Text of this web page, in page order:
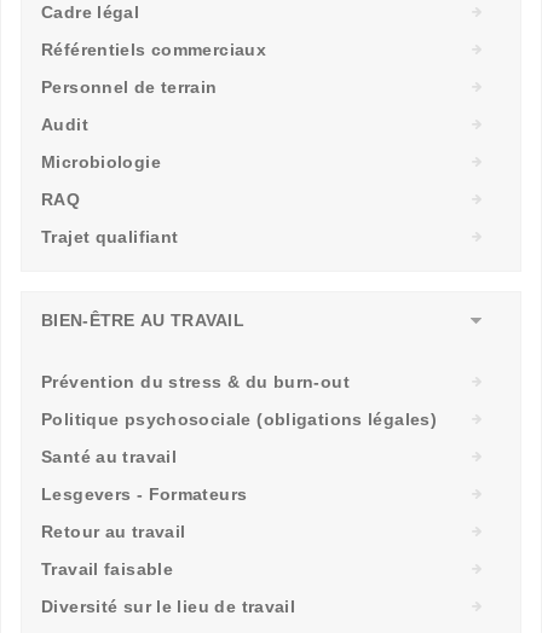
Cadre légal
Référentiels commerciaux
Personnel de terrain
Audit
Microbiologie
RAQ
Trajet qualifiant
BIEN-ÊTRE AU TRAVAIL
Prévention du stress & du burn-out
Politique psychosociale (obligations légales)
Santé au travail
Lesgevers - Formateurs
Retour au travail
Travail faisable
Diversité sur le lieu de travail